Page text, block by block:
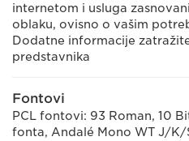
internetom i usluga
oblaku, ovisno o vašim
Dodatne informacije
predstavnika
Fontovi
PCL fontovi: 93 Roman, 10
fonta, Andalé Mono WT J/K/